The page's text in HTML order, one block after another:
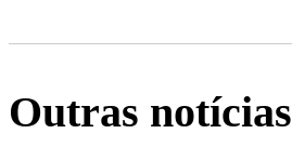
Outras notícias